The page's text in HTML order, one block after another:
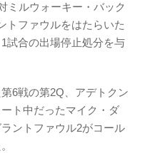
ミルウォーキー・バック
トファウルをはたらいた
試合の出場停止処分を与
6戦の第2Q、アデトクン
ト中だったマイク・ダ
ントファウル2がコール